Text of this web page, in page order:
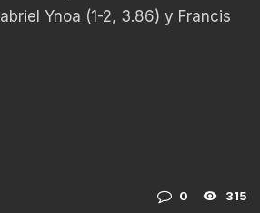
Ynoa (1-2, 3.86) y Francis
0 315